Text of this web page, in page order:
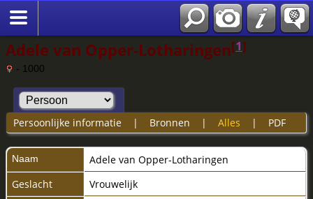
Adele van Opper-Lotharingen[1]
- 1000
Persoonlijke informatie| Bronnen | Alles | PDF
Naam Adele van Opper-Lotharingen
Geslacht
Vrouwelijk